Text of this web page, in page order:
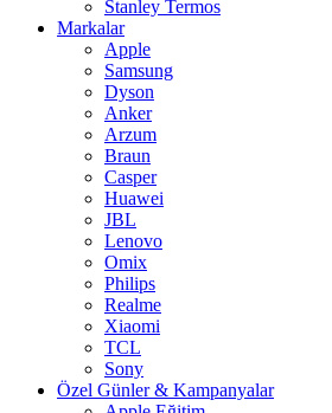
Stanley Termos
Markalar
Apple
Samsung
Dyson
Anker
Arzum
Braun
Casper
Huawei
JBL
Lenovo
Omix
Philips
Realme
Xiaomi
TCL
Sony
Özel Günler & Kampanyalar